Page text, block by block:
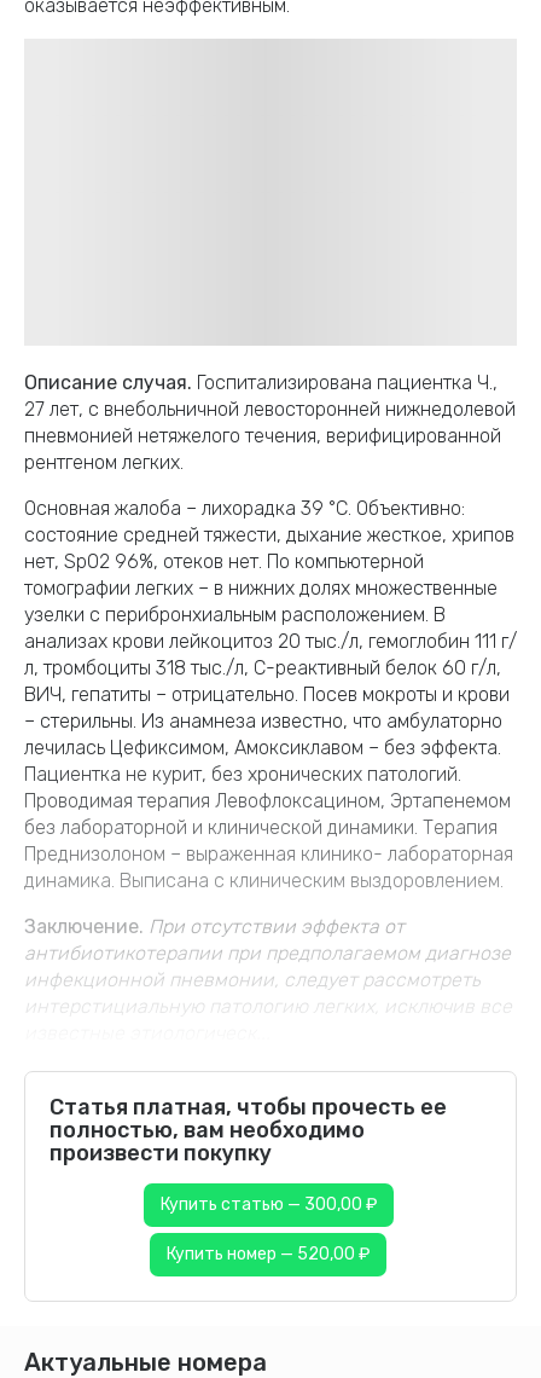
оказывается неэффективным.
Описание случая. Госпитализирована пациентка Ч.,
27 лет, с внебольничной левосторонней нижнедолевой
пневмонией нетяжелого течения, верифицированной
рентгеном легких.
Основная жалоба – лихорадка 39 °C. Объективно:
состояние средней тяжести, дыхание жесткое, хрипов
нет, SpO2 96%, отеков нет. По компьютерной
томографии легких – в нижних долях множественные
узелки с перибронхиальным расположением. В
анализах крови лейкоцитоз 20 тыс./л, гемоглобин 111 г/
л, тромбоциты 318 тыс./л, С-реактивный белок 60 г/л,
ВИЧ, гепатиты – отрицательно. Посев мокроты и крови
– стерильны. Из анамнеза известно, что амбулаторно
лечилась Цефиксимом, Амоксиклавом – без эффекта.
Пациентка не курит, без хронических патологий.
Проводимая терапия Левофлоксацином, Эртапенемом
без лабораторной и клинической динамики. Терапия
Преднизолоном – выраженная клинико- лабораторная
динамика. Выписана с клиническим выздоровлением.
Заключение. При отсутствии эффекта от
антибиотикотерапии при предполагаемом диагнозе
инфекционной пневмонии, следует рассмотреть
интерстициальную патологию легких, исключив все
Статья платная, чтобы прочесть ее
полностью, вам необходимо
произвести покупку
Купить статью — 300,00 ₽
Купить номер — 520,00 ₽
Актуальные номера